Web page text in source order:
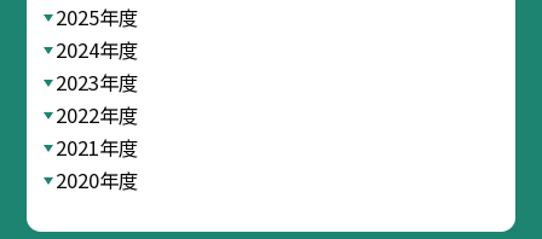
2025年度
2024年度
2023年度
2022年度
2021年度
2020年度